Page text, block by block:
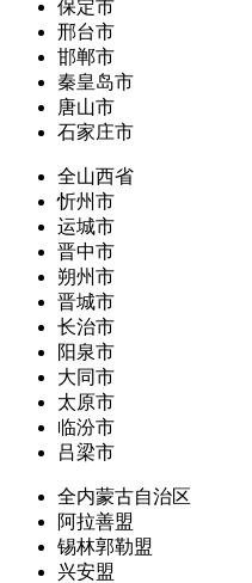
保定市
邢台市
邯郸市
秦皇岛市
唐山市
石家庄市
全山西省
忻州市
运城市
晋中市
朔州市
晋城市
长治市
阳泉市
大同市
太原市
临汾市
吕梁市
全内蒙古自治区
阿拉善盟
锡林郭勒盟
兴安盟